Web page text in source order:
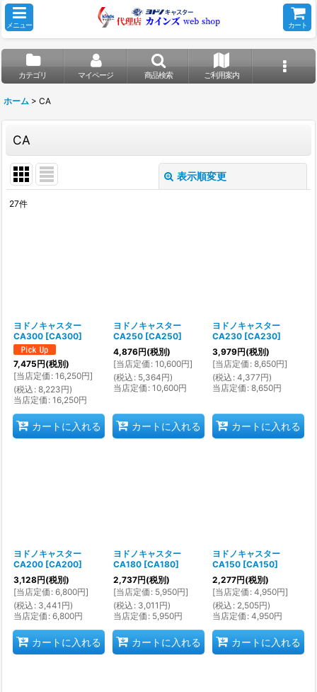
メニュー カート
カテゴリ マイページ 商品検索 ご利用案内
ホーム > CA
CA
表示順変更
27件
ヨドノキャスター
CA300 [CA300]
7,475円(税別)
[当店定価 : 16,250円]
(税込 : 8,223円)
当店定価 : 16,250円
カートに入れる
ヨドノキャスター
CA250 [CA250]
4,876円(税別)
[当店定価 : 10,600円]
(税込 : 5,364円)
当店定価 : 10,600円
カートに入れる
ヨドノキャスター
CA230 [CA230]
3,979円(税別)
[当店定価 : 8,650円]
(税込 : 4,377円)
当店定価 : 8,650円
カートに入れる
ヨドノキャスター
CA200 [CA200]
3,128円(税別)
[当店定価 : 6,800円]
(税込 : 3,441 円)
当店定価 : 6,800円
カートに入れる
ヨドノキャスター
CA180 [CA180]
2,737円(税別)
[当店定価 : 5,950円]
(税込 : 3,011 円)
当店定価 : 5,950円
カートに入れる
ヨドノキャスター
CA150 [CA150]
2,277円(税別)
[当店定価 : 4,950円]
(税込 : 2,505円)
当店定価 : 4,950円
カートに入れる